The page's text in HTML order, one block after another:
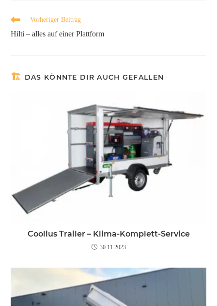
Vorheriger Beitrag
Hilti – alles auf einer Plattform
DAS KÖNNTE DIR AUCH GEFALLEN
Coolius Trailer – Klima-Komplett-Service
30.11.2023